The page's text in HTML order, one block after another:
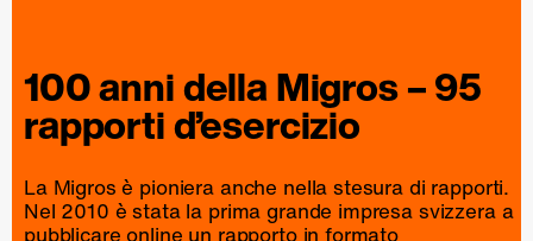
100 anni dellaMigros– 95
rapportid’esercizio
La Migros è pioniera anche nella stesura di rapporti.
Nel 2010 è stata la prima grande impresa svizzera a
pubblicare online un rapportoin formato